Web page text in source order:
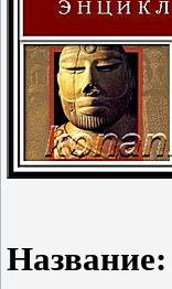
Название: